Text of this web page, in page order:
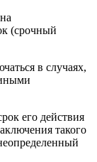
(срочный
в случаях,
его действия
такого